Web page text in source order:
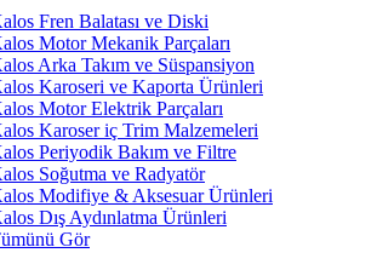
Fren Balatası ve Diski
Motor Mekanik Parçaları
Arka Takım ve Süspansiyon
Karoseri ve Kaporta Ürünleri
Motor Elektrik Parçaları
Karoser iç Trim Malzemeleri
Periyodik Bakım ve Filtre
Soğutma ve Radyatör
Modifiye & Aksesuar Ürünleri
Dış Aydınlatma Ürünleri
Gör